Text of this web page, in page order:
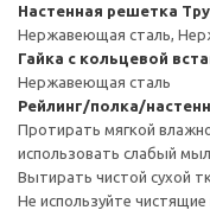
Настенная решетка
Нержавеющая сталь,
Гайка с кольцевой
Нержавеющая сталь
Рейлинг/полка/
Протирать мягкой
использовать слабый
Вытирать чистой сухой
Не используйте